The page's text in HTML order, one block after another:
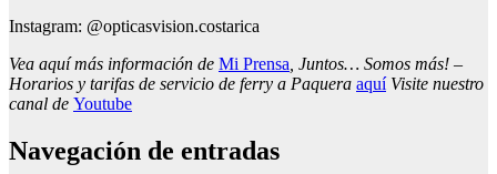
Instagram: @opticasvision.costarica
Vea aquí más información de Mi Prensa, Juntos… Somos más! –
Horarios y tarifas de servicio de ferry a Paquera aquíVisite nuestro
canal de Youtube
Navegación de entradas